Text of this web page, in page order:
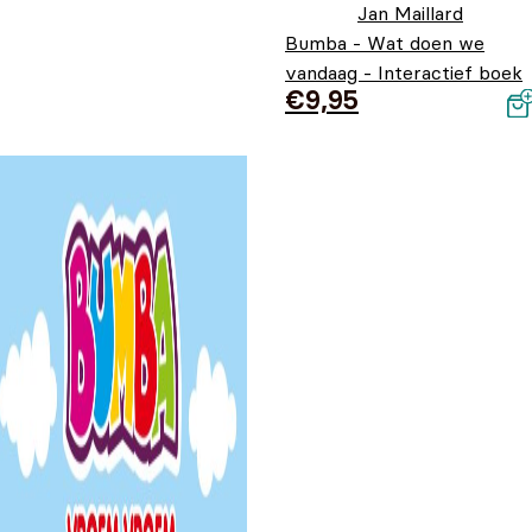
Jan Maillard
Bumba - Wat doen we
vandaag - Interactief boek
€9,95